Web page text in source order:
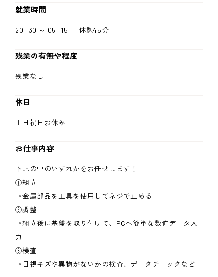
就業時間
20: 30 ～ 05: 15 休憩45分
残業の有無や程度
残業なし
休日
土日祝日お休み
お仕事内容
下記の中のいずれかをお任せします！
①組立
→金属部品を工具を使用してネジで止める
②調整
→組立後に基盤を取り付けて、PCへ簡単な数値データ入
力
③検査
→目視キズや異物がないかの検査、データチェックなど